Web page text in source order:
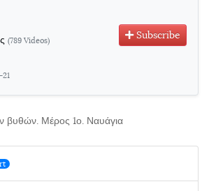
(789 Videos)
Subscribe
βυθών. Μέρος 1ο. Ναυάγια